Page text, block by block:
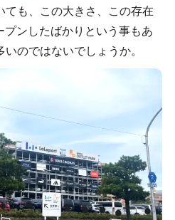
ても、この大きさ、この存在
ンしたばかりという事もあ
のではないでしょうか。